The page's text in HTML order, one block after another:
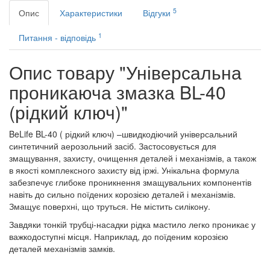
Опис Характеристики Відгуки 5
Питання - відповідь 1
Опис товару "Універсальна
проникаюча змазка BL-40
(рідкий ключ)"
BeLife BL-40 ( рідкий ключ) –швидкодіючий універсальний
синтетичний аерозольний засіб. Застосовується для
змащування, захисту, очищення деталей і механізмів, а також
в якості комплексного захисту від іржі. Унікальна формула
забезпечує глибоке проникнення змащувальних компонентів
навіть до сильно поїдених корозією деталей і механізмів.
Змащує поверхні, що труться. Не містить силікону.
Завдяки тонкій трубці-насадки рідка мастило легко проникає у
важкодоступні місця. Наприклад, до поїденим корозією
деталей механізмів замків.